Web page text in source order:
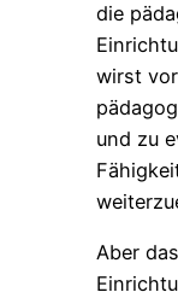
die
wirst
und zu
Aber